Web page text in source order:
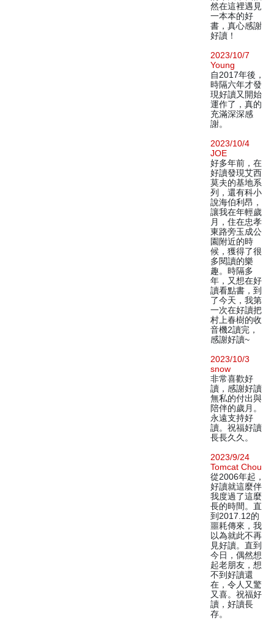
然在這裡遇見
一本本的好
書，真心感謝
好讀！
2023/10/7
Young
自2017年後，
時隔六年才發
現好讀又開始
運作了，真的
充滿深深感
謝。
2023/10/4
JOE
好多年前，在
好讀發現艾西
莫夫的基地系
列，還有科小
說海伯利昂，
讓我在年輕歲
月，住在忠孝
東路旁玉成公
園附近的時
候，獲得了很
多閱讀的樂
趣。時隔多
年，又想在好
讀看點書，到
了今天，我第
一次在好讀把
村上春樹的收
音機2讀完，
感謝好讀~
2023/10/3
snow
非常喜歡好
讀，感謝好讀
無私的付出與
陪伴的歲月。
永遠支持好
讀。祝福好讀
長長久久。
2023/9/24
Tomcat Chou
從2006年起，
好讀就這麼伴
我度過了這麼
長的時間。直
到2017.12的
噩耗傳來，我
以為就此不再
見好讀。直到
今日，偶然想
起老朋友，想
不到好讀還
在，令人又驚
又喜。祝福好
讀，好讀長
存。